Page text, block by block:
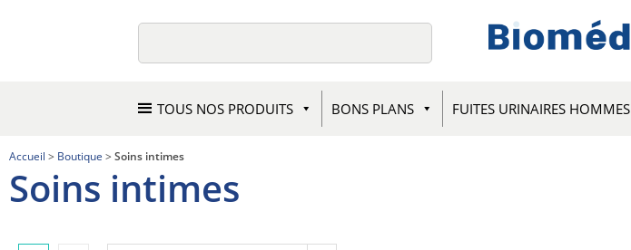
TOUS NOS PRODUITS BONS PLANS FUITES URINAIRES HOMMES
Accueil > Boutique > Soins intimes
Soins intimes